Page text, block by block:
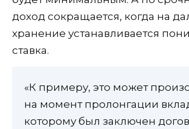
доход сокращается, когда на
хранение устанавливается
ставка.
«К примеру, это может
на момент пролонгации
которому был заключен